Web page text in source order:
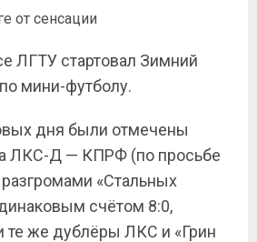
ЛГТУ стартовал Зимний
мини-футболу.
дня были отмечены
ЛКС-Д — КПРФ (по просьбе
«Стальных
счётом 8:0,
те же дублёры ЛКС и «Грин